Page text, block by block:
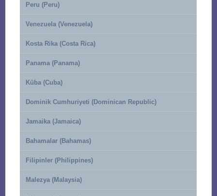
Peru (Peru)
Venezuela (Venezuela)
Kosta Rika (Costa Rica)
Panama (Panama)
Küba (Cuba)
Dominik Cumhuriyeti (Dominican Republic)
Jamaika (Jamaica)
Bahamalar (Bahamas)
Filipinler (Philippines)
Malezya (Malaysia)